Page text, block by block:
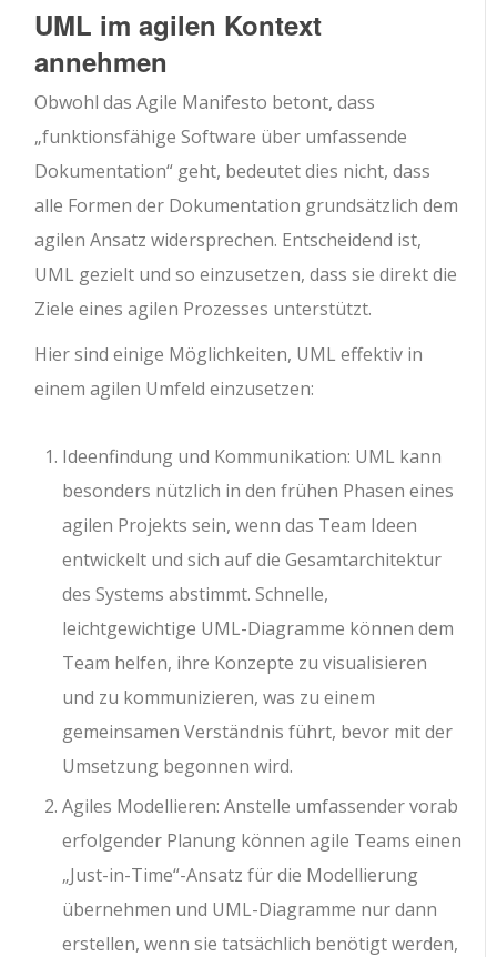
UML im agilen Kontext
annehmen
Obwohl das Agile Manifesto betont, dass
„funktionsfähige Software über umfassende
Dokumentation“ geht, bedeutet dies nicht, dass
alle Formen der Dokumentation grundsätzlich dem
agilen Ansatz widersprechen. Entscheidend ist,
UML gezielt und so einzusetzen, dass sie direkt die
Ziele eines agilen Prozesses unterstützt.
Hier sind einige Möglichkeiten, UML effektiv in
einem agilen Umfeld einzusetzen:
Ideenfindung und Kommunikation: UML kann
besonders nützlich in den frühen Phasen eines
agilen Projekts sein, wenn das Team Ideen
entwickelt und sich auf die Gesamtarchitektur
des Systems abstimmt. Schnelle,
leichtgewichtige UML-Diagramme können dem
Team helfen, ihre Konzepte zu visualisieren
und zu kommunizieren, was zu einem
gemeinsamen Verständnis führt, bevor mit der
Umsetzung begonnen wird.
Agiles Modellieren: Anstelle umfassender vorab
erfolgender Planung können agile Teams einen
„Just-in-Time“-Ansatz für die Modellierung
übernehmen und UML-Diagramme nur dann
erstellen, wenn sie tatsächlich benötigt werden,